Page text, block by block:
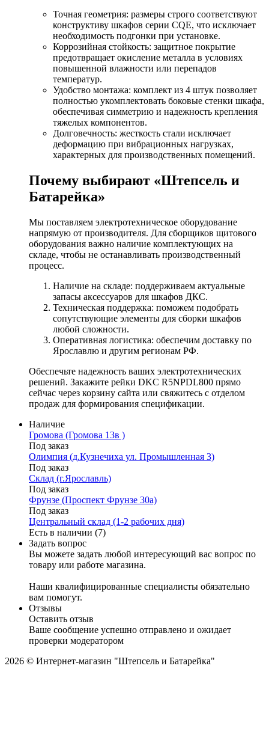
Точная геометрия: размеры строго соответствуют
конструктиву шкафов серии CQE, что исключает
необходимость подгонки при установке.
Коррозийная стойкость: защитное покрытие
предотвращает окисление металла в условиях
повышенной влажности или перепадов
температур.
Удобство монтажа: комплект из 4 штук позволяет
полностью укомплектовать боковые стенки шкафа,
обеспечивая симметрию и надежность крепления
тяжелых компонентов.
Долговечность: жесткость стали исключает
деформацию при вибрационных нагрузках,
характерных для производственных помещений.
Почему выбирают «Штепсель и
Батарейка»
Мы поставляем электротехническое оборудование
напрямую от производителя. Для сборщиков щитового
оборудования важно наличие комплектующих на
складе, чтобы не останавливать производственный
процесс.
Наличие на складе: поддерживаем актуальные
запасы аксессуаров для шкафов ДКС.
Техническая поддержка: поможем подобрать
сопутствующие элементы для сборки шкафов
любой сложности.
Оперативная логистика: обеспечим доставку по
Ярославлю и другим регионам РФ.
Обеспечьте надежность ваших электротехнических
решений. Закажите рейки DKC R5NPDL800 прямо
сейчас через корзину сайта или свяжитесь с отделом
продаж для формирования спецификации.
Наличие
Громова (Громова 13в )
Под заказ
Олимпия (д.Кузнечиха ул. Промышленная 3)
Под заказ
Склад (г.Ярославль)
Под заказ
Фрунзе (Проспект Фрунзе 30а)
Под заказ
Центральный склад (1-2 рабочих дня)
Есть в наличии (7)
Задать вопрос
Вы можете задать любой интересующий вас вопрос по
товару или работе магазина.
Наши квалифицированные специалисты обязательно
вам помогут.
Отзывы
Оставить отзыв
Ваше сообщение успешно отправлено и ожидает
проверки модератором
2026 © Интернет-магазин "Штепсель и Батарейка"